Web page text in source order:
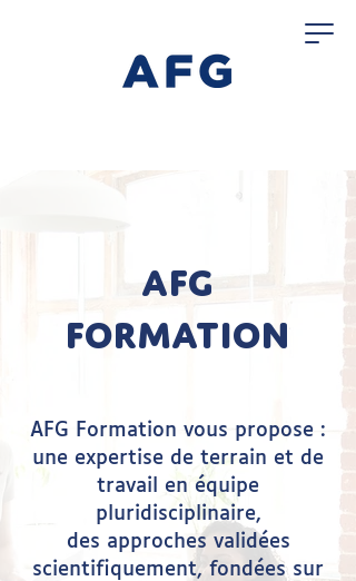
AFG
Formation
AFG Formation vous propose :
une expertise de terrain et de
travail en équipe
pluridisciplinaire,
des approches validées
scientifiquement, fondées sur